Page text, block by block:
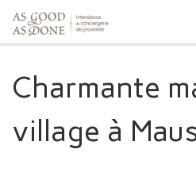
Skip to content
Charmante
village à